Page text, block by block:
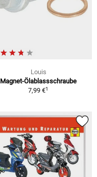
Louis
Magnet-Ölablassschraube
7,99 €1